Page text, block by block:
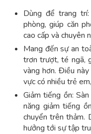
Dùng để trang
phòng, giúp căn
cao cấp và chuyên
Mang đến sự an
trơn trượt, té ngã,
vàng hơn. Điều
vực có nhiều trẻ
Giảm tiếng ồn:
năng giảm tiếng
chuyển trên thảm.
hưởng tới sự tập